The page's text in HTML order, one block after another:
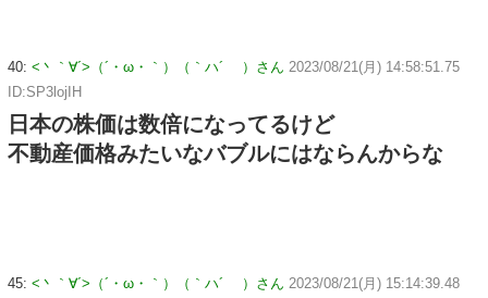
40: <丶｀∀´>（´・ω・｀）（｀ハ´ ）さん 2023/08/21(月) 14:58:51.75
ID:SP3lojIH
日本の株価は数倍になってるけど
不動産価格みたいなバブルにはならんからな
45: <丶｀∀´>（´・ω・｀）（｀ハ´ ）さん 2023/08/21(月) 15:14:39.48